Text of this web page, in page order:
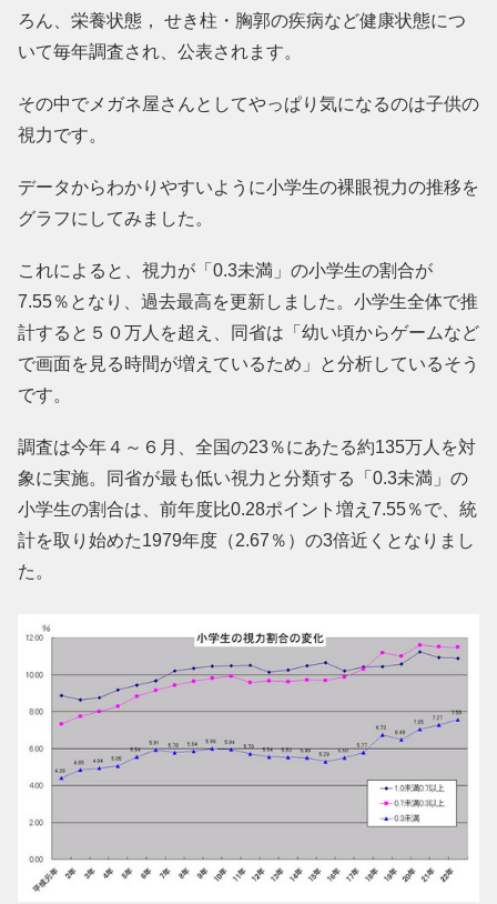
ろん、栄養状態， せき柱・胸郭の疾病など健康状態につ
いて毎年調査され、公表されます。
その中でメガネ屋さんとしてやっぱり気になるのは子供の
視力です。
データからわかりやすいように小学生の裸眼視力の推移を
グラフにしてみました。
これによると、視力が「0.3未満」の小学生の割合が
7.55％となり、過去最高を更新しました。小学生全体で推
計すると５０万人を超え、同省は「幼い頃からゲームなど
で画面を見る時間が増えているため」と分析しているそう
です。
調査は今年４～６月、全国の23％にあたる約135万人を対
象に実施。同省が最も低い視力と分類する「0.3未満」の
小学生の割合は、前年度比0.28ポイント増え7.55％で、統
計を取り始めた1979年度（2.67％）の3倍近くとなりまし
た。